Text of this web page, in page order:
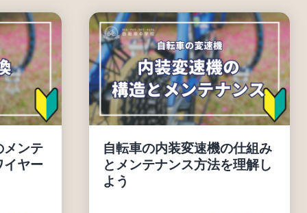
ンテ
ヤー
自転車の内装変速機の仕組み
とメンテナンス方法を理解し
よう